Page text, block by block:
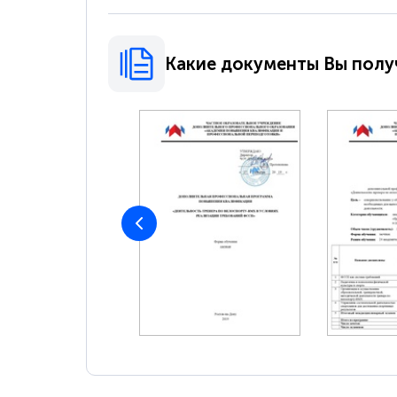
Какие документы Вы